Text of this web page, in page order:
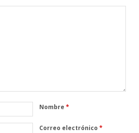
Nombre*
Correo electrónico*